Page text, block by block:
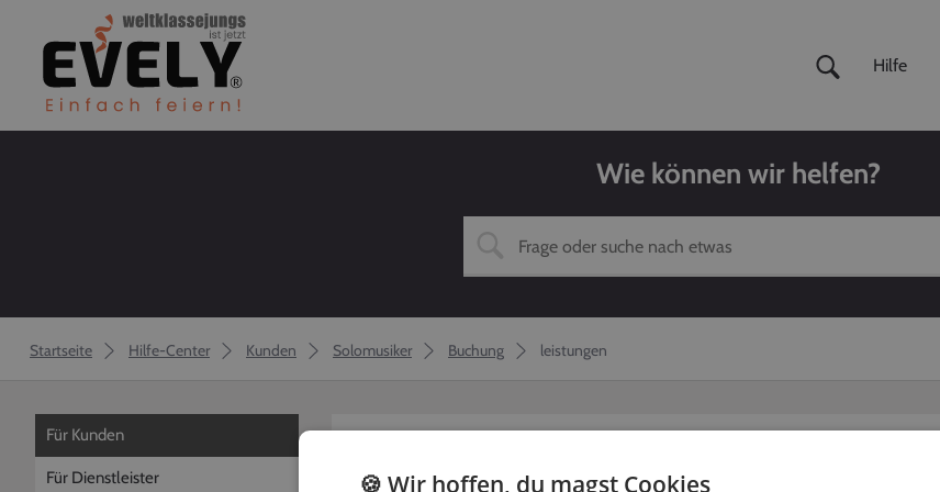
Hilfe
Wie können wir helfen?
Startseite Hilfe-Center Kunden Solomusiker Buchung leistungen
Für Kunden
Für Dienstleister 🍪 Wir hoffen, du magst Cookies